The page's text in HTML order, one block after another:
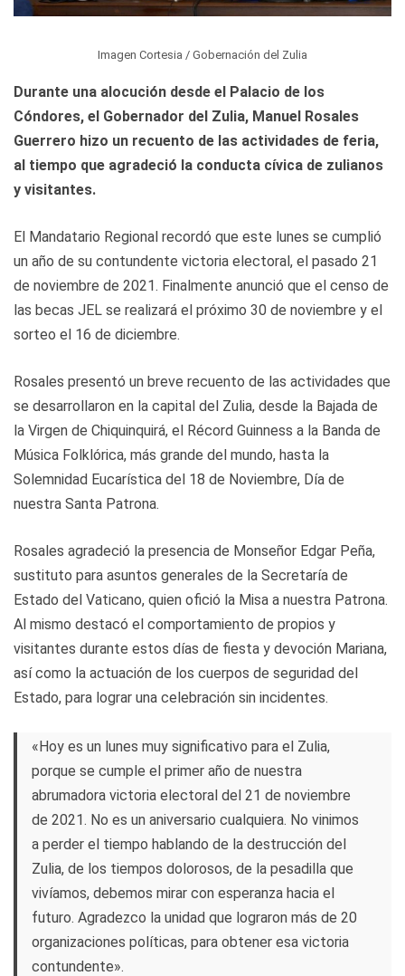
Imagen Cortesia / Gobernación del Zulia
Durante una alocución desde el Palacio de los
Cóndores, el Gobernador del Zulia, Manuel Rosales
Guerrero hizo un recuento de las actividades de feria,
al tiempo que agradeció la conducta cívica de zulianos
y visitantes.
El Mandatario Regional recordó que este lunes se cumplió
un año de su contundente victoria electoral, el pasado 21
de noviembre de 2021. Finalmente anunció que el censo de
las becas JEL se realizará el próximo 30 de noviembre y el
sorteo el 16 de diciembre.
Rosales presentó un breve recuento de las actividades que
se desarrollaron en la capital del Zulia, desde la Bajada de
la Virgen de Chiquinquirá, el Récord Guinness a la Banda de
Música Folklórica, más grande del mundo, hasta la
Solemnidad Eucarística del 18 de Noviembre, Día de
nuestra Santa Patrona.
Rosales agradeció la presencia de Monseñor Edgar Peña,
sustituto para asuntos generales de la Secretaría de
Estado del Vaticano, quien ofició la Misa a nuestra Patrona.
Al mismo destacó el comportamiento de propios y
visitantes durante estos días de fiesta y devoción Mariana,
así como la actuación de los cuerpos de seguridad del
Estado, para lograr una celebración sin incidentes.
«Hoy es un lunes muy significativo para el Zulia,
porque se cumple el primer año de nuestra
abrumadora victoria electoral del 21 de noviembre
de 2021. No es un aniversario cualquiera. No vinimos
a perder el tiempo hablando de la destrucción del
Zulia, de los tiempos dolorosos, de la pesadilla que
vivíamos, debemos mirar con esperanza hacia el
futuro. Agradezco la unidad que lograron más de 20
organizaciones políticas, para obtener esa victoria
contundente».